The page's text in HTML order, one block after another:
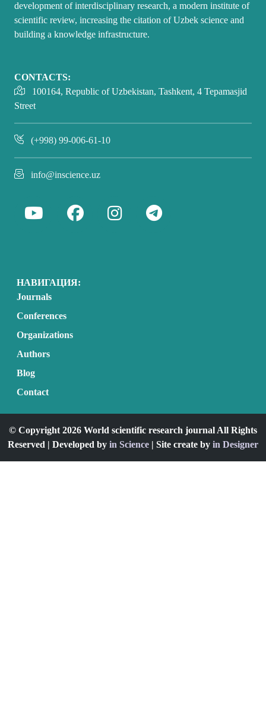
development of interdisciplinary research, a modern institute of
scientific review, increasing the citation of Uzbek science and
building a knowledge infrastructure.
CONTACTS:
100164, Republic of Uzbekistan, Tashkent, 4 Tepamasjid
Street
(+998) 99-006-61-10
info@inscience.uz
НАВИГАЦИЯ:
Journals
Conferences
Organizations
Authors
Blog
Contact
© Copyright 2026 World scientific research journal All Rights
Reserved | Developed by in Science | Site create by in Designer